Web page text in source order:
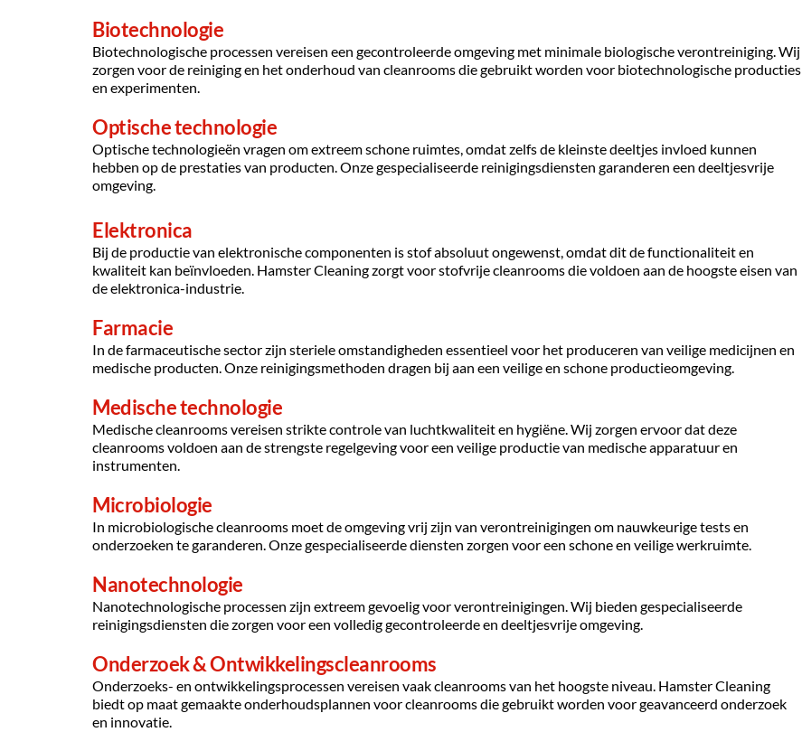
Biotechnologie
Biotechnologische processen vereisen een gecontroleerde omgeving met minimale biologische verontreiniging. Wij
zorgen voor de reiniging en het onderhoud van cleanrooms die gebruikt worden voor biotechnologische producties
en experimenten.
Optische technologie
Optische technologieën vragen om extreem schone ruimtes, omdat zelfs de kleinste deeltjes invloed kunnen
hebben op de prestaties van producten. Onze gespecialiseerde reinigingsdiensten garanderen een deeltjesvrije
omgeving.
Elektronica
Bij de productie van elektronische componenten is stof absoluut ongewenst, omdat dit de functionaliteit en
kwaliteit kan beïnvloeden. Hamster Cleaning zorgt voor stofvrije cleanrooms die voldoen aan de hoogste eisen van
de elektronica-industrie.
Farmacie
In de farmaceutische sector zijn steriele omstandigheden essentieel voor het produceren van veilige medicijnen en
medische producten. Onze reinigingsmethoden dragen bij aan een veilige en schone productieomgeving.
Medische technologie
Medische cleanrooms vereisen strikte controle van luchtkwaliteit en hygiëne. Wij zorgen ervoor dat deze
cleanrooms voldoen aan de strengste regelgeving voor een veilige productie van medische apparatuur en
instrumenten.
Microbiologie
In microbiologische cleanrooms moet de omgeving vrij zijn van verontreinigingen om nauwkeurige tests en
onderzoeken te garanderen. Onze gespecialiseerde diensten zorgen voor een schone en veilige werkruimte.
Nanotechnologie
Nanotechnologische processen zijn extreem gevoelig voor verontreinigingen. Wij bieden gespecialiseerde
reinigingsdiensten die zorgen voor een volledig gecontroleerde en deeltjesvrije omgeving.
Onderzoek & Ontwikkelingscleanrooms
Onderzoeks- en ontwikkelingsprocessen vereisen vaak cleanrooms van het hoogste niveau. Hamster Cleaning
biedt op maat gemaakte onderhoudsplannen voor cleanrooms die gebruikt worden voor geavanceerd onderzoek
en innovatie.